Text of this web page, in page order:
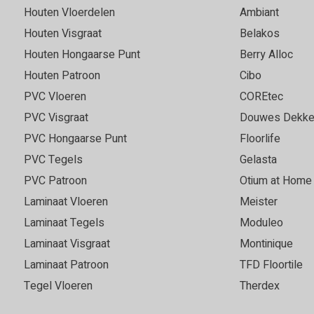
goed geholpen en
gekregen. Erg
in contact heeft gebracht
direct op de bestaande
is een fantastisch mooie
Fijn om grote
vloer in elk licht goed kan
snel leverbaar en we
ons uitkwam. Bezorgd
ook al was het
kwaliteit. Echt een
05-05-2026
Goede, vriendelijke
Super vloer en service top!
Houten Vloerdelen
Houten Visgraat
Houten Hongaarse Punt
Houten Patroon
PVC Vloeren
PVC Visgraat
PVC Hongaarse Punt
PVC Tegels
PVC Patroon
Laminaat Vloeren
Laminaat Tegels
Laminaat Visgraat
Laminaat Patroon
Tegel Vloeren
Ambiant
Belakos
Berry Alloc
Cibo
COREtec
Douwes
Floorlife
Gelasta
Otium at Home
Meister
Moduleo
Montinique
TFD Floortile
Therdex